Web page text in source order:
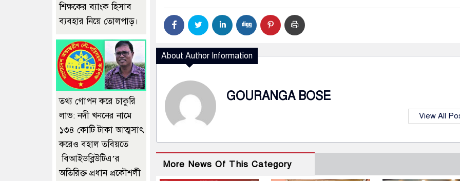
About Author Information
GOURANGA BOSE
View All
More News Of This Category
শিক্ষকের ব্যাংক হিসাব
ব্যবহার নিয়ে তোলপাড়।
তথ্য গোপন করে চাকুরি
লাভ: নদী খননের নামে
১৩৪ কোটি টাকা আত্মসাৎ
করেও বহাল তবিয়তে
বিআইডব্লিউটিএ’র
অতিরিক্ত প্রধান প্রকৌশলী